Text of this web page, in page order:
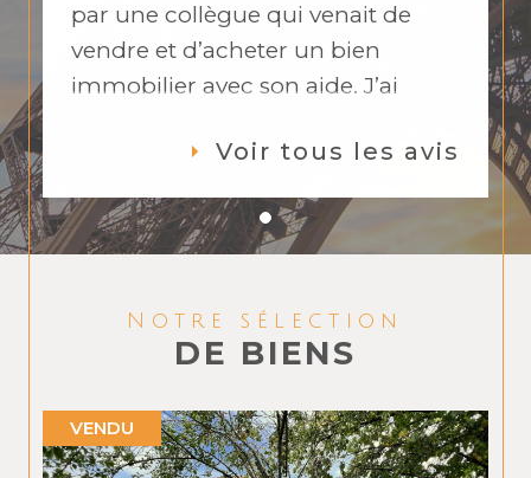
par une collègue qui venait de
vendre et d’acheter un bien
immobilier avec son aide. J’ai
son professionnalisme. Martine a
toujours été de bons conseils et a
travaillé en collaboration avec
l’autre agence que j’avais déjà
appartement. Lors de mes doutes
sur mon estimation, elle a su me
rassurer sur la valeur de mon bien
et m’a conseillé d’attendre pour
Voir tous les avis
Notre sélection
DE BIENS
VENDU